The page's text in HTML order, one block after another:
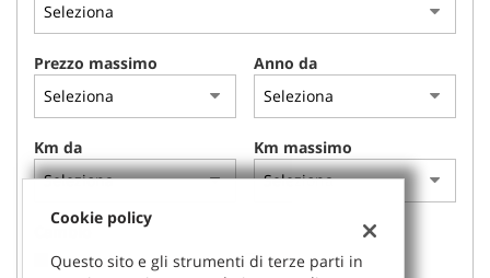
Prezzo massimo Anno da
Km da Km massimo
Cambio
Manuale
Automatico
Cookie policy
Questo sito e gli strumenti di terze parti in
attività
di
seguito
descritte.
Per
ottenere
maggiori
informazioni
funzionamento